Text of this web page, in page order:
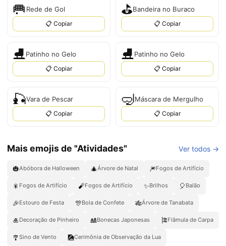
🥅 Rede de Gol
📋 Copiar
⛳Bandeira no Buraco
📋 Copiar
⛸️Patinho no Gelo
📋 Copiar
⛸Patinho no Gelo
📋 Copiar
🎣Vara de Pescar
📋 Copiar
🤿Máscara de Mergulho
📋 Copiar
Mais emojis de "Atividades" Ver todos →
🎃Abóbora de Halloween 🎄Árvore de Natal 🎆Fogos de Artifício
🎇 Fogos de Artifício 🧨Fogos de Artifício ✨Brilhos 🎈 Balão
🎉Estouro de Festa 🎊Bola de Confete 🎋Árvore de Tanabata
🎍Decoração de Pinheiro 🎎Bonecas Japonesas 🎏Flâmula de Carpa
🎐Sino de Vento 🎑Cerimônia de Observação da Lua